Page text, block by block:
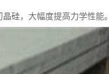
硅，大幅度提高力学性能。